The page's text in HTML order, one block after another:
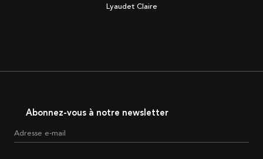
Lyaudet Claire
Abonnez-vous à notre newsletter
Adresse e-mail